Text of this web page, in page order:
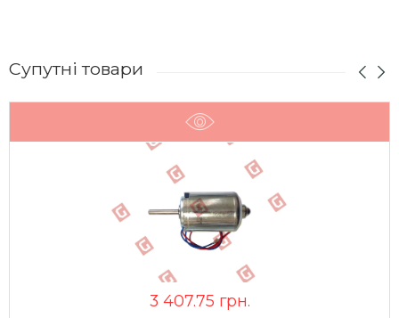
Супутні товари
3 407.75 грн.